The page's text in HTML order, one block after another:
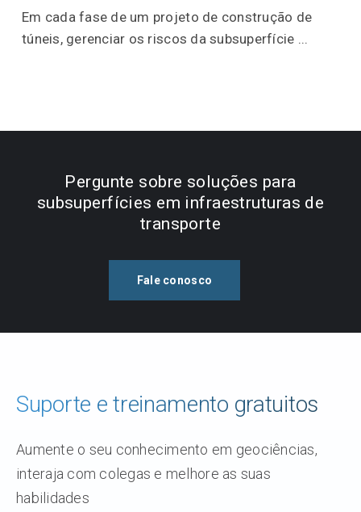
Em cada fase de um projeto de construção de
túneis, gerenciar os riscos da subsuperfície ...
Pergunte sobre soluções para
subsuperfícies em infraestruturas de
transporte
Fale conosco
Suporte e treinamento gratuitos
Aumente o seu conhecimento em geociências,
interaja com colegas e melhore as suas
habilidades